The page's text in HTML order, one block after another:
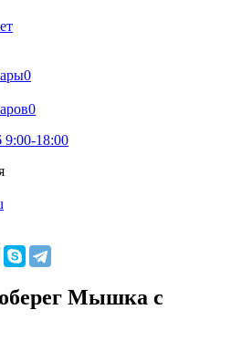
0
0
9:00-18:00
Мышка с